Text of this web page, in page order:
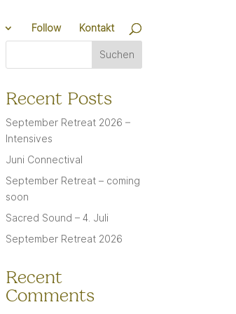
Follow Kontakt
Suchen
Recent Posts
September Retreat 2026 –
Intensives
Juni Connectival
September Retreat – coming
soon
Sacred Sound – 4. Juli
September Retreat 2026
Recent
Comments